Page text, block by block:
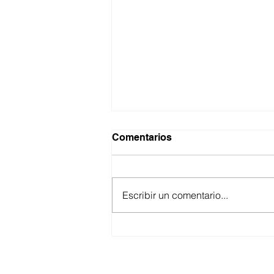
Comentarios
Escribir un comentario...